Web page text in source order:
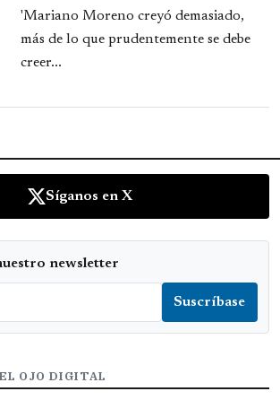
'Mariano Moreno creyó demasiado,
más de lo que prudentemente se debe
creer...
Síganos en X
newsletter
OJO DIGITAL